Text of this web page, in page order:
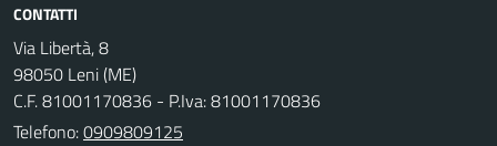
CONTATTI
Via Libertà, 8
98050 Leni (ME)
C.F. 81001170836 - P.Iva: 81001170836
Telefono:0909809125